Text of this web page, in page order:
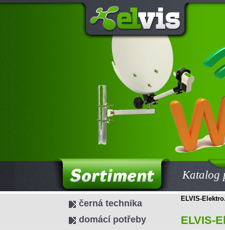
ELVIS-
ELVIS-
černá technika
domácí potřeby
Katalog